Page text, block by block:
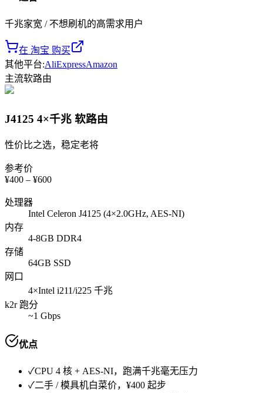
千兆家宽 / 不想刷机的高需求用户
在 淘宝 购买
其他平台:AliExpressAmazon
主流软路由
J4125 4×千兆 软路由
性价比之选，稳定老将
参考价
¥400 – ¥600
处理器
Intel Celeron J4125 (4×2.0GHz, AES-NI)
内存
4-8GB DDR4
存储
64GB SSD
网口
4×Intel i211/i225 千兆
k2r 跑分
~1 Gbps
优点
✓CPU 4 核 + AES-NI，跑满千兆毫无压力
✓二手 / 模具机白菜价，¥400 起步